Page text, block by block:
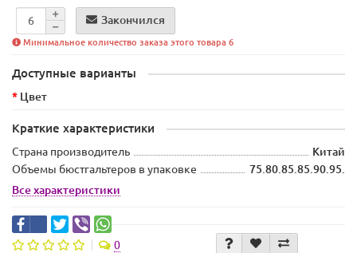
Закончился
Минимальное количество заказа этого товара 6
Доступные варианты
Цвет
Краткие характеристики
Страна производитель
Китай
Объемы бюстгальтеров в упаковке
75.80.85.85.90.95.
Все характеристики
0